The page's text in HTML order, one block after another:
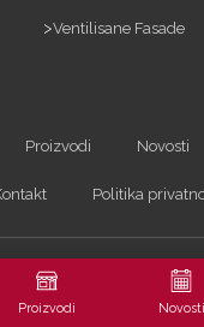
Ventilisane Fasade
Proizvodi Novosti
Politika
dozvole je zabranjeno i
ARTerracotta d.o.o. |
Proizvodi Novosti